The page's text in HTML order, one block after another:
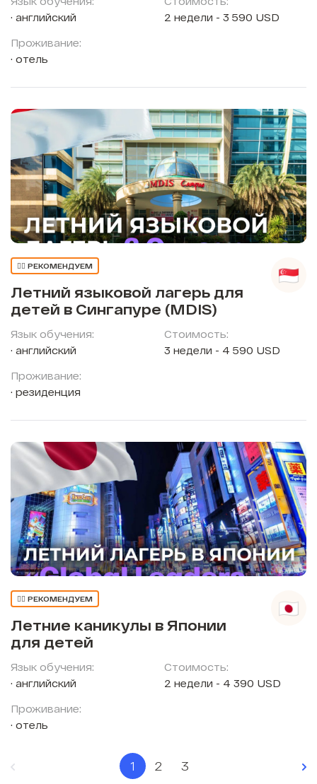
английский
Проживание:
отель
2 недели - 3 590 USD
👍🏼 РЕКОМЕНДУЕМ
Летний языковой лагерь для
детей в Сингапуре (MDIS)
Язык обучения:
английский
Проживание:
резиденция
Стоимость:
3 недели - 4 590 USD
👍🏼 РЕКОМЕНДУЕМ
Летние каникулы в Японии
для детей
Язык обучения:
английский
Проживание:
отель
Стоимость:
2 недели - 4 390 USD
1 2 3